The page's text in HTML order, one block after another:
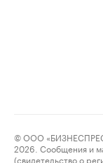
© ООО
2026. Сообщения и
(свидетельство о